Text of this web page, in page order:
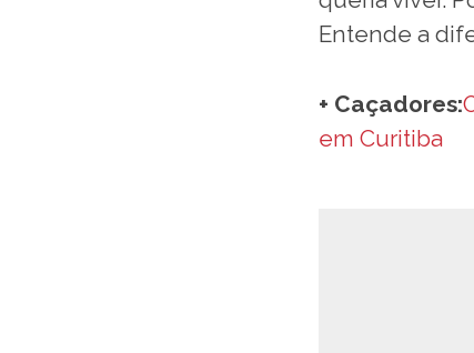
Entende a
+ Caçadores:
em Curitiba